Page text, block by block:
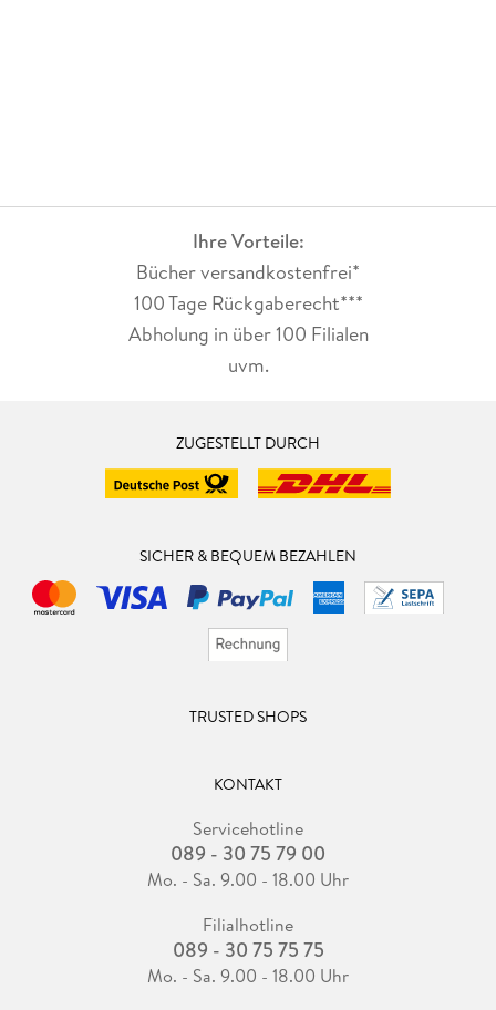
Ihre Vorteile:
Bücher versandkostenfrei*
100 Tage Rückgaberecht***
Abholung in über 100 Filialen
uvm.
ZUGESTELLT DURCH
SICHER & BEQUEM BEZAHLEN
TRUSTED SHOPS
KONTAKT
Servicehotline
089 - 30 75 79 00
Mo. - Sa. 9.00 - 18.00 Uhr
Filialhotline
089 - 30 75 75 75
Mo. - Sa. 9.00 - 18.00 Uhr